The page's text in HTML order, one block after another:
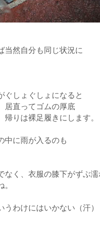
当然自分も同じ状況に
ぐしょぐしょになると
居直ってゴムの厚底
帰りは裸足履きにします。
中に雨が入るのも
なく、衣服の膝下がずぶ
うわけにはいかない（汗）